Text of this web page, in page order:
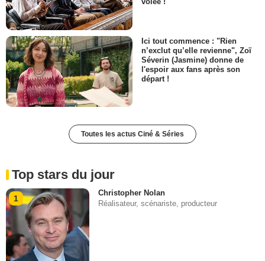
volée !
Ici tout commence : "Rien
n’exclut qu’elle revienne", Zoï
Séverin (Jasmine) donne de
l'espoir aux fans après son
départ !
Toutes les actus Ciné & Séries
Top stars du jour
1
Christopher Nolan
Réalisateur, scénariste, producteur